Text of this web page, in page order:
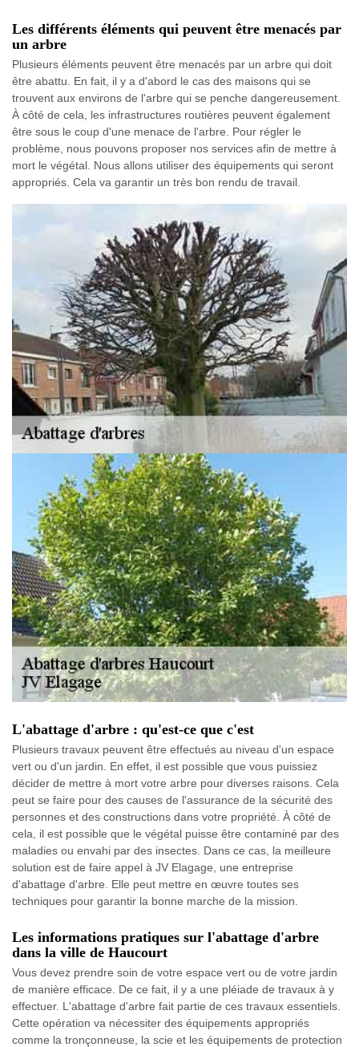
Les différents éléments qui peuvent être menacés par
un arbre
Plusieurs éléments peuvent être menacés par un arbre qui doit
être abattu. En fait, il y a d'abord le cas des maisons qui se
trouvent aux environs de l'arbre qui se penche dangereusement.
À côté de cela, les infrastructures routières peuvent également
être sous le coup d'une menace de l'arbre. Pour régler le
problème, nous pouvons proposer nos services afin de mettre à
mort le végétal. Nous allons utiliser des équipements qui seront
appropriés. Cela va garantir un très bon rendu de travail.
L'abattage d'arbre : qu'est-ce que c'est
Plusieurs travaux peuvent être effectués au niveau d'un espace
vert ou d'un jardin. En effet, il est possible que vous puissiez
décider de mettre à mort votre arbre pour diverses raisons. Cela
peut se faire pour des causes de l'assurance de la sécurité des
personnes et des constructions dans votre propriété. À côté de
cela, il est possible que le végétal puisse être contaminé par des
maladies ou envahi par des insectes. Dans ce cas, la meilleure
solution est de faire appel à JV Elagage, une entreprise
d'abattage d'arbre. Elle peut mettre en œuvre toutes ses
techniques pour garantir la bonne marche de la mission.
Les informations pratiques sur l'abattage d'arbre
dans la ville de Haucourt
Vous devez prendre soin de votre espace vert ou de votre jardin
de manière efficace. De ce fait, il y a une pléiade de travaux à y
effectuer. L'abattage d'arbre fait partie de ces travaux essentiels.
Cette opération va nécessiter des équipements appropriés
comme la tronçonneuse, la scie et les équipements de protection